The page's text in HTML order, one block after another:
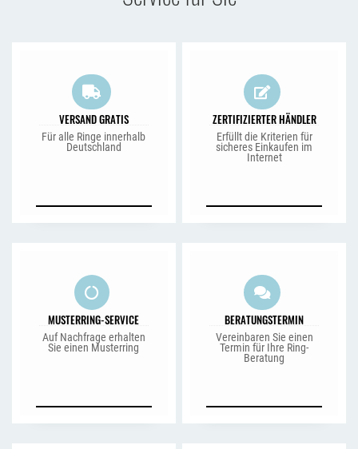
VERSAND GRATIS
Für alle Ringe innerhalb
Deutschland
ZERTIFIZIERTER HÄNDLER
Erfüllt die Kriterien für
sicheres Einkaufen im
Internet
MUSTERRING-SERVICE
Auf Nachfrage erhalten
Sie einen Musterring
BERATUNGSTERMIN
Vereinbaren Sie einen
Termin für Ihre Ring-
Beratung